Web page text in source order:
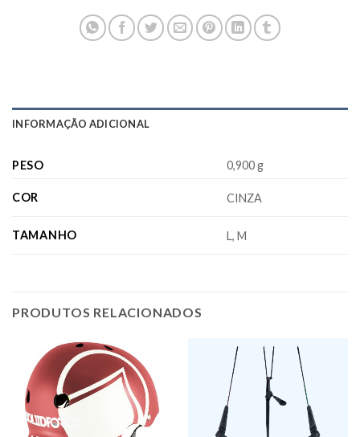
INFORMAÇÃO ADICIONAL
PESO 0,900 g
COR CINZA
TAMANHO L, M
PRODUTOS RELACIONADOS